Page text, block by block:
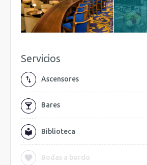
Servicios
Ascensores
Bares
Biblioteca
Bodas a bordo